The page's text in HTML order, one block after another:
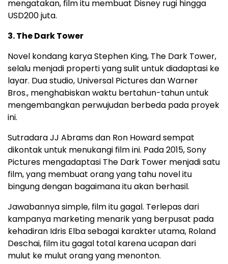
mengatakan, film itu membuat Disney rugi hingga
USD200 juta.
3. The Dark Tower
Novel kondang karya Stephen King, The Dark Tower,
selalu menjadi properti yang sulit untuk diadaptasi ke
layar. Dua studio, Universal Pictures dan Warner
Bros., menghabiskan waktu bertahun-tahun untuk
mengembangkan perwujudan berbeda pada proyek
ini.
Sutradara JJ Abrams dan Ron Howard sempat
dikontak untuk menukangi film ini. Pada 2015, Sony
Pictures mengadaptasi The Dark Tower menjadi satu
film, yang membuat orang yang tahu novel itu
bingung dengan bagaimana itu akan berhasil.
Jawabannya simple, film itu gagal. Terlepas dari
kampanya marketing menarik yang berpusat pada
kehadiran Idris Elba sebagai karakter utama, Roland
Deschai, film itu gagal total karena ucapan dari
mulut ke mulut orang yang menonton.